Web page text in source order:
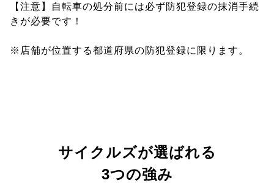
【注意】自転車の処分前には必ず防犯登録の抹消手続
きが必要です！
※店舗が位置する都道府県の防犯登録に限ります。
サイクルズが選ばれる
3つの強み